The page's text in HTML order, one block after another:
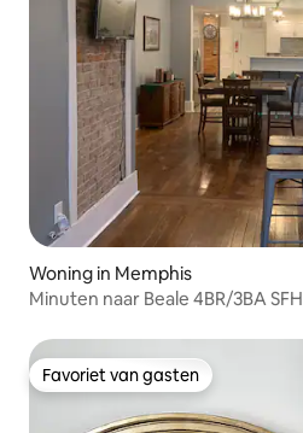
Woning in Memphis
Minuten naar Beale 4BR/3BA SFH
Favoriet van gasten
Favoriet van gasten